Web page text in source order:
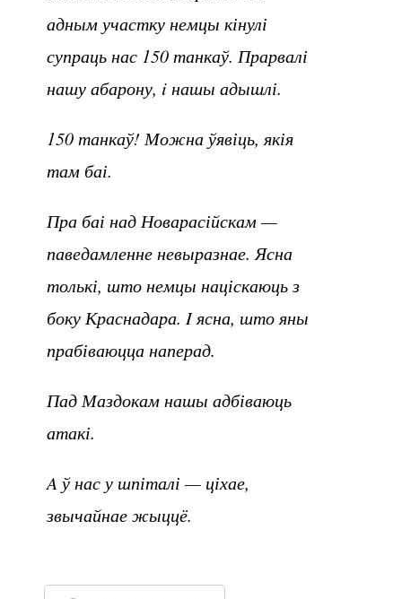
адным участку немцы кінулі
супраць нас 150 танкаў. Прарвалі
нашу абарону, i нашы адышлі.
150 танкаў! Можна ўявіць, якія
там баі.
Пра баі над Новарасійскам —
паведамленне невыразнае. Ясна
толькі, што немцы націскаюць з
боку Краснадара. I ясна, што яны
прабіваюцца наперад.
Пад Маздокам нашы адбіваюць
атакі.
A ў нас у шпіталі — ціхае,
звычайнае жыццё.